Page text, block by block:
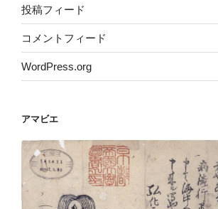
投稿フィード
コメントフィード
WordPress.org
アマビエ